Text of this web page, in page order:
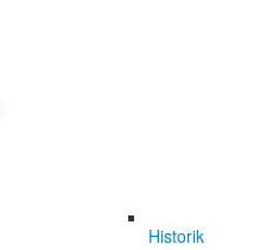
Historik